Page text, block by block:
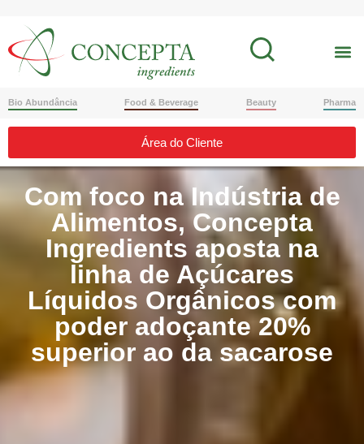
Bio Abundância Food & Beverage Beauty Pharma
Área do Cliente
Com foco na Indústria de
Alimentos, Concepta
Ingredients aposta na
linha de Açúcares
Líquidos Orgânicos com
poder adoçante 20%
superior ao da sacarose